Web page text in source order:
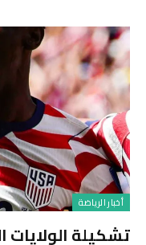
أخبار الرياضة
تشكيلة الولايات